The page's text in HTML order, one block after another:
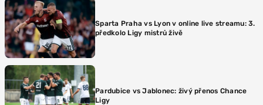
Sparta Praha vs Lyon v online live streamu: 3.
předkolo Ligy mistrů živě
Pardubice vs Jablonec: živý přenos Chance
Ligy